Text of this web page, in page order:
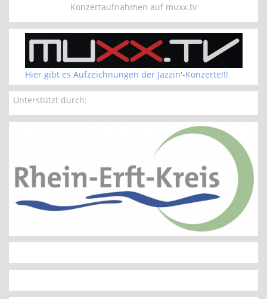
Konzertaufnahmen auf muxx.tv
Hier gibt es Aufzeichnungen der Jazzin'-Konzerte!!!
Unterstützt durch: